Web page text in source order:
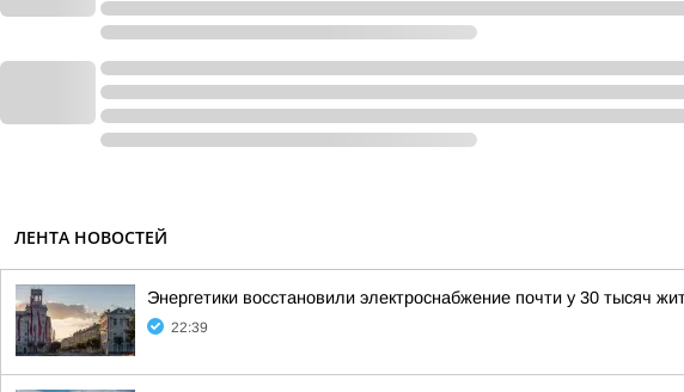
ЛЕНТА НОВОСТЕЙ
Энергетики восстановили электроснабжение почти у 30 тысяч
22:39